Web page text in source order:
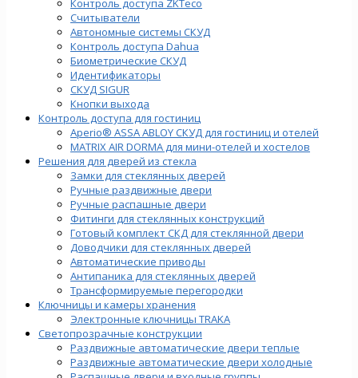
Считыватели
Автономные системы СКУД
Контроль доступа Dahua
Биометрические СКУД
Идентификаторы
СКУД SIGUR
Кнопки выхода
Контроль доступа для гостиниц
Aperio® ASSA ABLOY СКУД для гостиниц и отелей
MATRIX AIR DORMA для мини-отелей и хостелов
Решения для дверей из стекла
Замки для стеклянных дверей
Ручные раздвижные двери
Ручные распашные двери
Фитинги для стеклянных конструкций
Готовый комплект СКД для стеклянной двери
Доводчики для стеклянных дверей
Автоматические приводы
Антипаника для стеклянных дверей
Трансформируемые перегородки
Ключницы и камеры хранения
Электронные ключницы TRAKA
Светопрозрачные конструкции
Раздвижные автоматические двери теплые
Раздвижные автоматические двери холодные